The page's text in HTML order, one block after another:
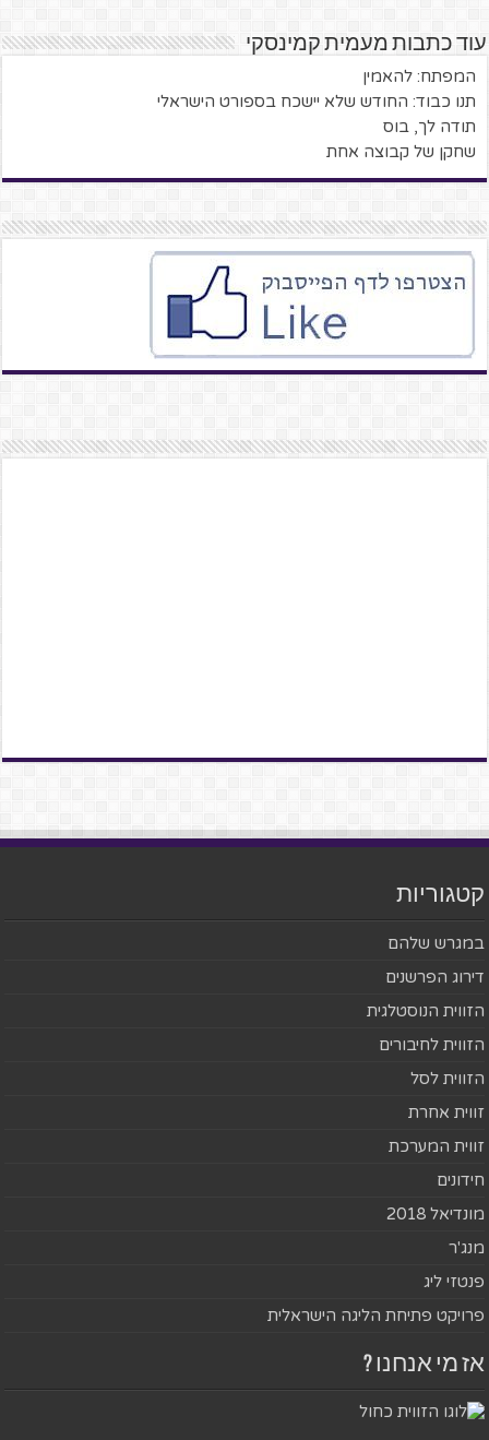
עוד כתבות מעמית קמינסקי
המפתח: להאמין
תנו כבוד: החודש שלא יישכח בספורט הישראלי
תודה לך, בוס
שחקן של קבוצה אחת
קטגוריות
במגרש שלהם
דירוג הפרשנים
הזווית הנוסטלגית
הזווית לחיבורים
הזווית לסל
זווית אחרת
זווית המערכת
חידונים
מונדיאל 2018
מנג'ר
פנטזי ליג
פרויקט פתיחת הליגה הישראלית
אז מי אנחנו ?